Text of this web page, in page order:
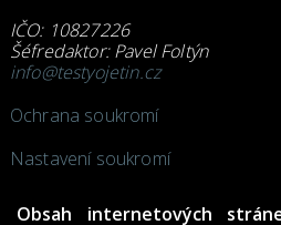
IČO: 10827226
Šéfredaktor: Pavel Foltýn
info@testyojetin.cz
Ochrana soukromí
Nastavení soukromí
Obsah internetových